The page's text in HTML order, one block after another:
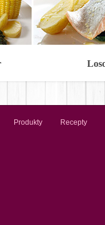
Produkty Recepty